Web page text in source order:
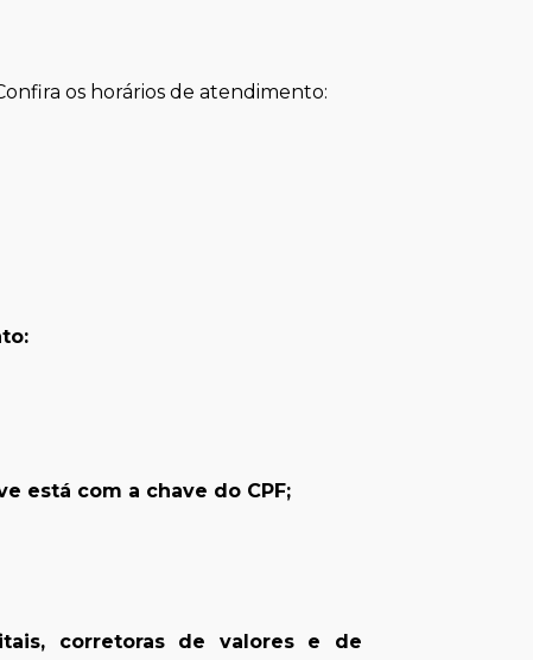
os horários de atendimento:
está com a chave do CPF;
corretoras de valores e de